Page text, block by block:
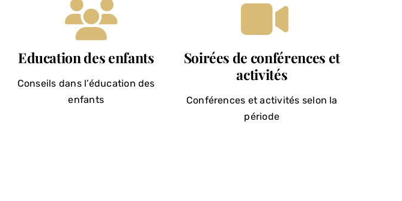
Education des enfants
Conseils dans l’éducation des
enfants
Soirées de conférences et
activités
Conférences et activités selon la
période